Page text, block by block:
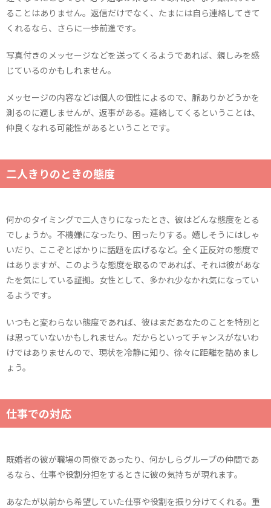
ることはありません。返信だけでなく、たまには自ら連絡してきて
くれるなら、さらに一歩前進です。
写真付きのメッセージなどを送ってくるようであれば、親しみを感
じているのかもしれません。
メッセージの内容などは個人の個性によるので、脈ありかどうかを
測るのに適しませんが、返事がある。連絡してくるということは、
仲良くなれる可能性があるということです。
二人きりのときの態度
何かのタイミングで二人きりになったとき、彼はどんな態度をとる
でしょうか。不機嫌になったり、困ったりする。嬉しそうにはしゃ
いだり、ここぞとばかりに話題を広げるなど。全く正反対の態度で
はありますが、このような態度を取るのであれば、それは彼があな
たを気にしている証拠。女性として、多かれ少なかれ気になってい
るようです。
いつもと変わらない態度であれば、彼はまだあなたのことを特別と
は思っていないかもしれません。だからといってチャンスがないわ
けではありませんので、現状を冷静に知り、徐々に距離を詰めまし
ょう。
仕事での対応
既婚者の彼が職場の同僚であったり、何かしらグループの仲間であ
るなら、仕事や役割分担をするときに彼の気持ちが現れます。
あなたが以前から希望していた仕事や役割を振り分けてくれる。重